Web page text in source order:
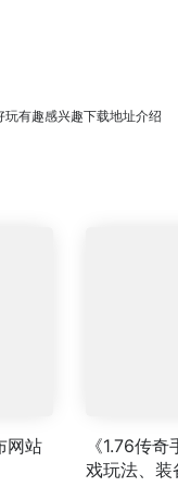
有趣感兴趣下载地址介绍
网站
《1.76传
戏玩法、装